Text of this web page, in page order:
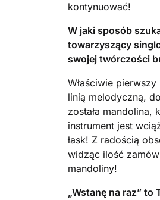
kontynuować!
W jaki sposób
towarzyszący
swojej twórczości
Właściwie
linią melodyczną,
została mandolina,
instrument jest
łask! Z radością
widząc ilość
mandoliny!
„Wstanę na raz” to